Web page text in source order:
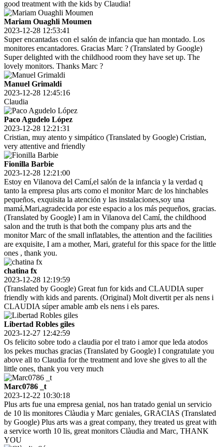
good treatment with the kids by Claudia!
Mariam Ouaghli Moumen
2023-12-28 12:53:41
Super encantadas con el salón de infancia que han montado. Los
monitores encantadores. Gracias Marc ? (Translated by Google)
Super delighted with the childhood room they have set up. The
lovely monitors. Thanks Marc ?
Manuel Grimaldi
2023-12-28 12:45:16
Claudia
Paco Agudelo López
2023-12-28 12:21:31
Cristian, muy atento y simpático (Translated by Google) Cristian,
very attentive and friendly
Fionilla Barbie
2023-12-28 12:21:00
Estoy en Vilanova del Camí,el salón de la infancia y la verdad q
tanto la empresa plus arts como el monitor Marc de los hinchables
pequeños, exquisita la atención y las instalaciones,soy una
mamá,Mari,agradecida por este espacio a los más pequeños, gracias.
(Translated by Google) I am in Vilanova del Camí, the childhood
salon and the truth is that both the company plus arts and the
monitor Marc of the small inflatables, the attention and the facilities
are exquisite, I am a mother, Mari, grateful for this space for the little
ones , thank you.
chatina fx
2023-12-28 12:19:59
(Translated by Google) Great fun for kids and CLAUDIA super
friendly with kids and parents. (Original) Molt divertit per als nens i
CLAUDIA súper amable amb els nens i els pares.
Libertad Robles giles
2023-12-27 12:42:59
Os felicito sobre todo a claudia por el trato i amor que leda atodos
los pekes muchas gracias (Translated by Google) I congratulate you
above all to Claudia for the treatment and love she gives to all the
little ones, thank you very much
Marc0786 _t
2023-12-22 10:30:18
Plus arts fue una empresa genial, nos han tratado genial un servicio
de 10 lis monitores Clàudia y Marc geniales, GRACIAS (Translated
by Google) Plus arts was a great company, they treated us great with
a service worth 10 lis, great monitors Clàudia and Marc, THANK
YOU